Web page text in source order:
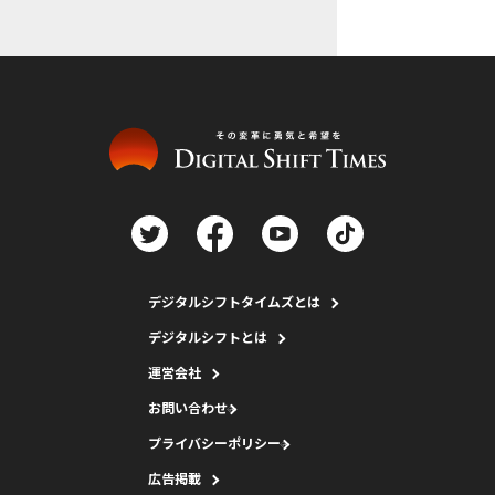
デジタルシフトタイムズとは
デジタルシフトとは
運営会社
お問い合わせ
プライバシーポリシー
広告掲載